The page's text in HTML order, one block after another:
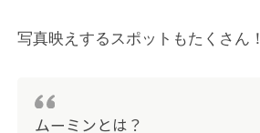
写真映えするスポットもたくさん！
ムーミンとは？